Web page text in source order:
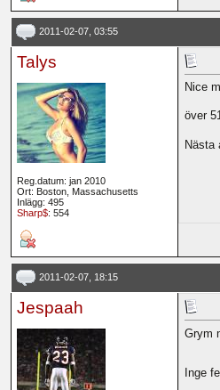
2011-02-07, 03:55
Talys
Reg.datum: jan 2010
Ort: Boston, Massachusetts
Inlägg: 495
Sharp$: 554
Nice
över
Nästa
2011-02-07, 18:15
Jespaah
Grym
Inge